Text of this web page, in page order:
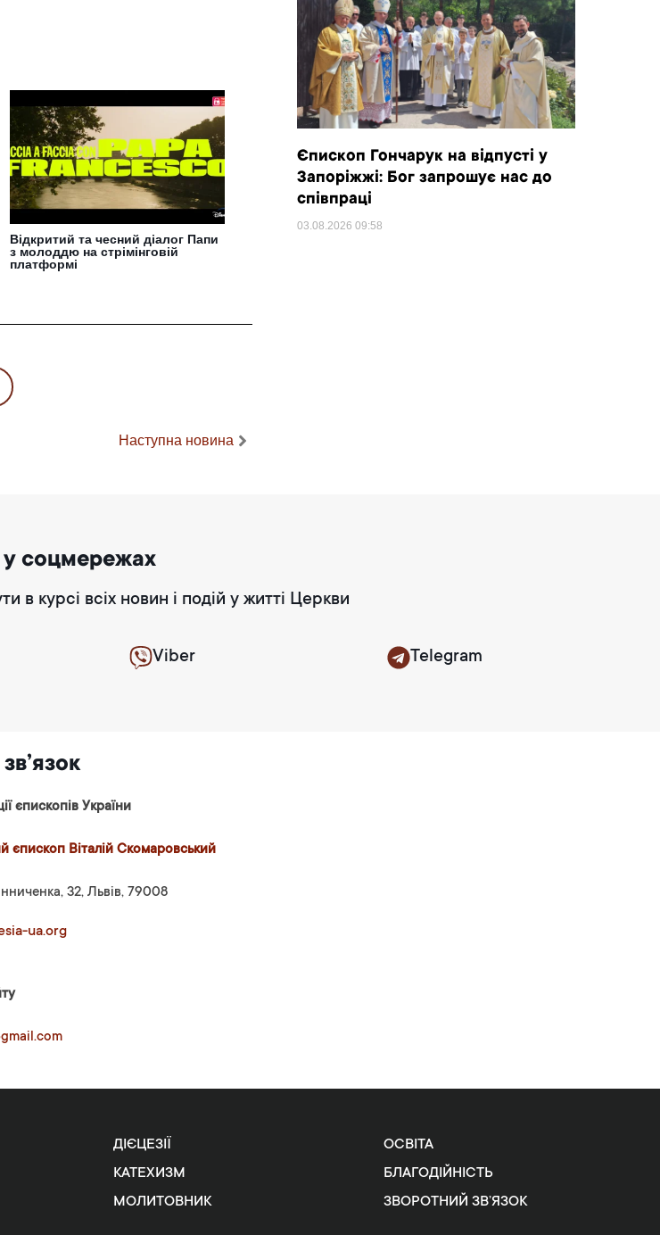
Відкритий та чесний діалог Папи
з молоддю на стрімінговій
платформі
Наступна новина
Єпископ Гончарук на відпусті у
Запоріжжі: Бог запрошує нас до
співпраці
03.08.2026 09:58
соцмережах
в курсі всіх новин і подій у житті Церкви
Viber Telegram
єпископів України
єпископ Віталій Скомаровський
32, Львів, 79008
ua.org
ДІЄЦЕЗІЇ
КАТЕХИЗМ
МОЛИТОВНИК
ОСВІТА
БЛАГОДІЙНІСТЬ
ЗВОРОТНИЙ ЗВ’ЯЗОК